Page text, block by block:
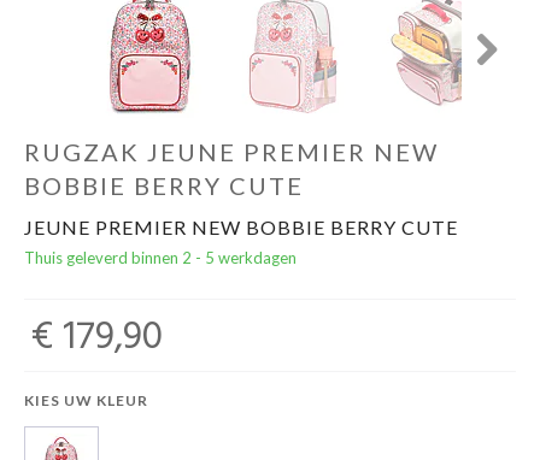
Cadeaubon
Acties en events
RUGZAK JEUNE PREMIER NEW
BOBBIE BERRY CUTE
JEUNE PREMIER NEW BOBBIE BERRY CUTE
Thuis geleverd binnen 2 - 5 werkdagen
€ 179,90
KIES UW KLEUR